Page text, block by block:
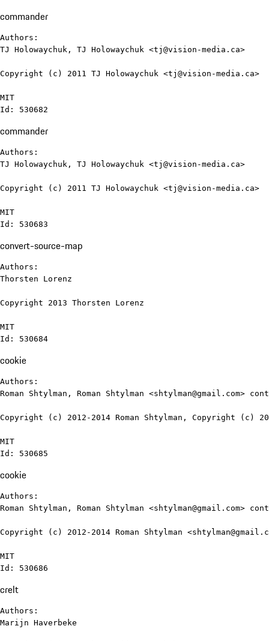
commander
Authors:
TJ Holowaychuk, TJ Holowaychuk <tj@vision-media.ca>
Copyright (c) 2011 TJ Holowaychuk <tj@vision-media.ca>
MIT
Id: 530682
commander
Authors:
TJ Holowaychuk, TJ Holowaychuk <tj@vision-media.ca>
Copyright (c) 2011 TJ Holowaychuk <tj@vision-media.ca>
MIT
Id: 530683
convert-source-map
Authors:
Thorsten Lorenz
Copyright 2013 Thorsten Lorenz
MIT
Id: 530684
cookie
Authors:
Roman Shtylman, Roman Shtylman <shtylman@gmail.com>
Copyright (c) 2012-2014 Roman Shtylman, Copyright (c)
MIT
Id: 530685
cookie
Authors:
Roman Shtylman, Roman Shtylman <shtylman@gmail.com>
Copyright (c) 2012-2014 Roman Shtylman
MIT
Id: 530686
crelt
Authors:
Marijn Haverbeke